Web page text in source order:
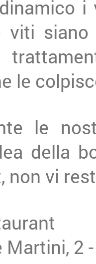
viti
le
le
della
non vi
Martini, 2